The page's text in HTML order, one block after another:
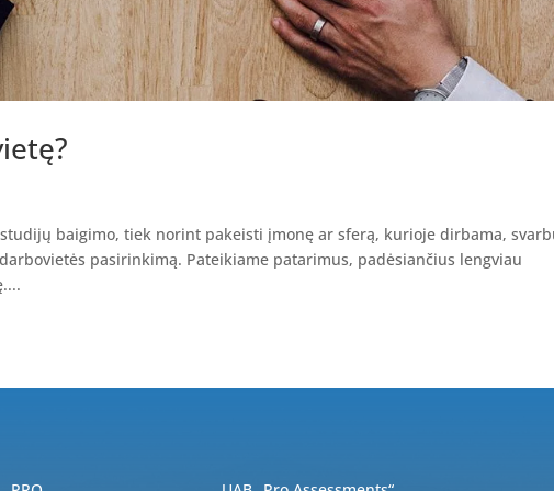
baigimo, tiek norint pakeisti įmonę ar sferą, kurioje dirbama,
pasirinkimą. Pateikiame patarimus, padėsiančius lengviau